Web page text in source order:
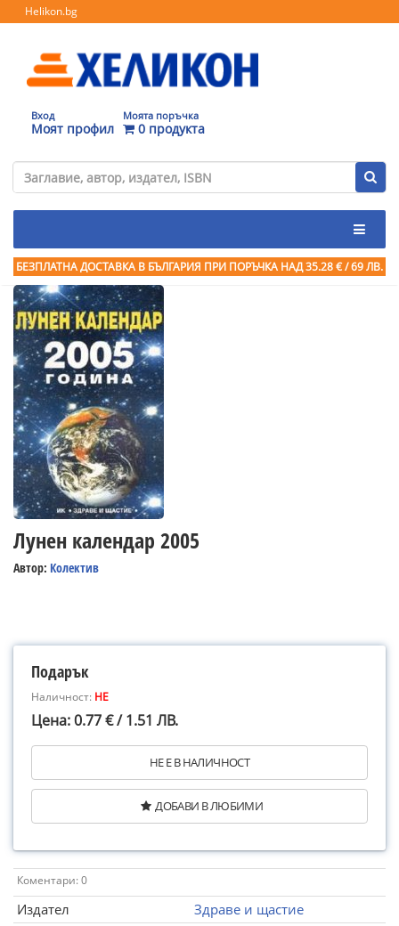
Helikon.bg
Вход
Моят профил
Моята поръчка
0 продукта
БЕЗПЛАТНА ДОСТАВКА В БЪЛГАРИЯ ПРИ ПОРЪЧКА НАД 35.28 € / 69 ЛВ.
Лунен календар 2005
Автор: Колектив
Подарък
Наличност: НЕ
Цена: 0.77 € / 1.51 ЛВ.
НЕ Е В НАЛИЧНОСТ
ДОБАВИ В ЛЮБИМИ
Коментари: 0
Издател
Здраве и щастие